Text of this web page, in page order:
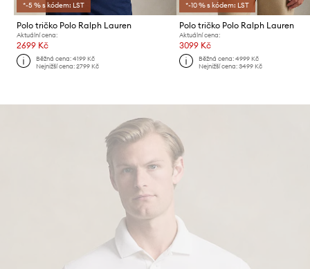
*-5 % s kódem: LST
Polo tričko Polo Ralph Lauren
Aktuální cena:
2699 Kč
Běžná cena:4199 Kč
Nejnižší cena:2799 Kč
*-10 % s kódem: LST
Polo tričko Polo Ralph Lauren
Aktuální cena:
3099 Kč
Běžná cena: 4999 Kč
Nejnižší cena: 3499 Kč